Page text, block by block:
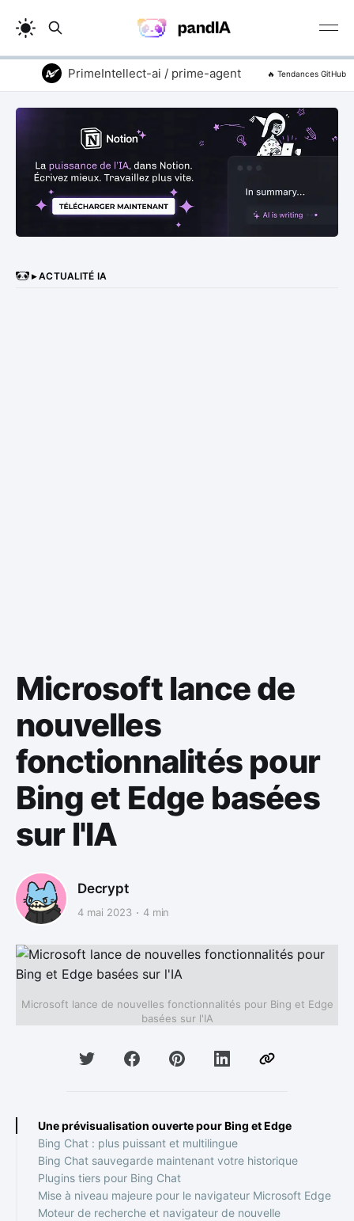
PrimeIntellect-ai / prime-agent 🔥 Tendances GitHub
▸ ACTUALITÉ IA
Microsoft lance de
nouvelles
fonctionnalités pour
Bing et Edge basées
sur l'IA
Decrypt
4 mai 2023 4 min
Microsoft lance de nouvelles fonctionnalités pour Bing et Edge
basées sur l'IA
Une prévisualisation ouverte pour Bing et Edge
Bing Chat : plus puissant et multilingue
Bing Chat sauvegarde maintenant votre historique
Plugins tiers pour Bing Chat
Mise à niveau majeure pour le navigateur Microsoft Edge
Moteur de recherche et navigateur de nouvelle